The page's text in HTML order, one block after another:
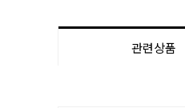
관련상품